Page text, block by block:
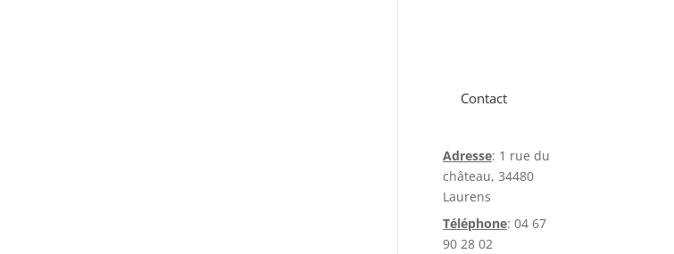
Contact
Adresse: 1 rue du
château, 34480
Laurens
Téléphone: 04 67
90 28 02